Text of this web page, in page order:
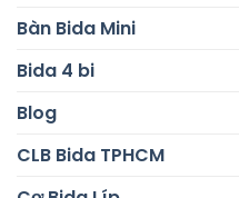
Bàn Bida Mini
Bida 4 bi
Blog
CLB Bida TPHCM